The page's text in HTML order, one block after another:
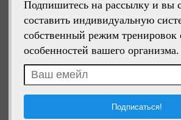
Подпишитесь на рассылку и вы
составить индивидуальную
собственный режим тренировок
особенностей вашего организма.